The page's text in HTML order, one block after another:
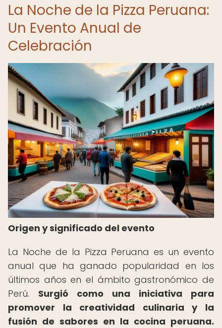
La Noche de la Pizza Peruana:
Un Evento Anual de
Celebración
Origen y significado del evento
La Noche de la Pizza Peruana es un evento
anual que ha ganado popularidad en los
últimos años en el ámbito gastronómico de
Perú. Surgió como una iniciativa para
promover la creatividad culinaria y la
fusión de sabores en la cocina peruana.